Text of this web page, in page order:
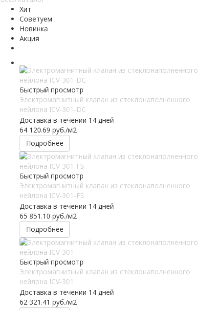
Хит
Советуем
Новинка
Акция
Быстрый просмотр
Электромагнитный клапан из стеклонаполненного
нейлона ICV-301-DC
Доставка в течении 14 дней
64 120.69 руб./м2
Подробнее
Быстрый просмотр
Электромагнитный клапан из стеклонаполненного
нейлона ICV-301-FS
Доставка в течении 14 дней
65 851.10 руб./м2
Подробнее
Быстрый просмотр
Электромагнитный клапан из стеклонаполненного
нейлона ICV-301
Доставка в течении 14 дней
62 321.41 руб./м2